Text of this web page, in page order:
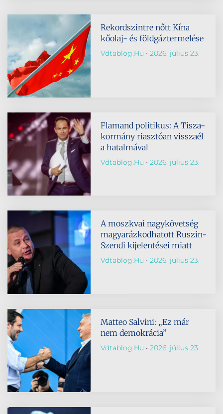
Rekordszintre nőtt Kína
kőolaj- és földgáztermelése
Vdtablog.hu 2026. július 23.
Flamand politikus: A Tisza-
kormány riasztóan visszaél
a hatalmával
Vdtablog.hu 2026. július 23.
A moszkvai nagykövetség
magyarázkodhatott Ruszin-
Szendi kijelentései miatt
Vdtablog.hu 2026. július 23.
Matteo Salvini: „Ez már
nem demokrácia”
Vdtablog.hu 2026. július 23.